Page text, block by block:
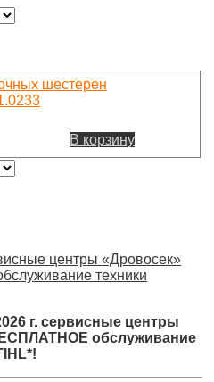
шестерен
В корзину
г. сервисные центры
обслуживание